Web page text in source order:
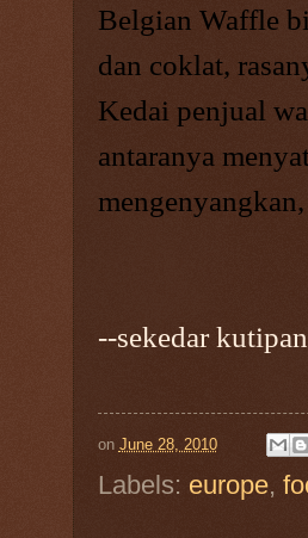
Belgian Waffle
dan coklat,
Kedai penjual
antaranya
--sekedar
on June 28, 2010
Labels: europe,